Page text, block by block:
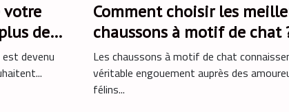
votre
de
est devenu
Comment choisir les
chaussons à motif de chat
Les chaussons à motif de chat
véritable engouement auprès des
félins...